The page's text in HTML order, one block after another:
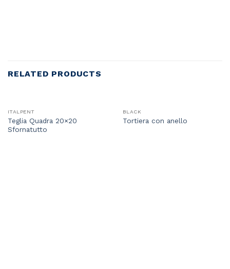
RELATED PRODUCTS
ITALPENT
Teglia Quadra 20×20
Sfornatutto
BLACK
Tortiera con anello